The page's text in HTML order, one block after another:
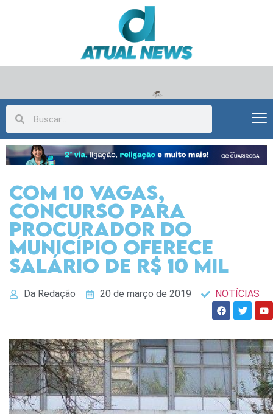
Com 10 vagas,
concurso para
procurador do
Município oferece
salário de r$ 10 mil
Da Redação 20 de março de 2019 NOTÍCIAS